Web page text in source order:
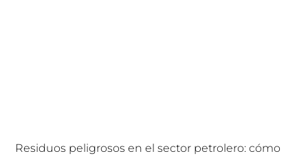
Residuos peligrosos en el sector petrolero: cómo